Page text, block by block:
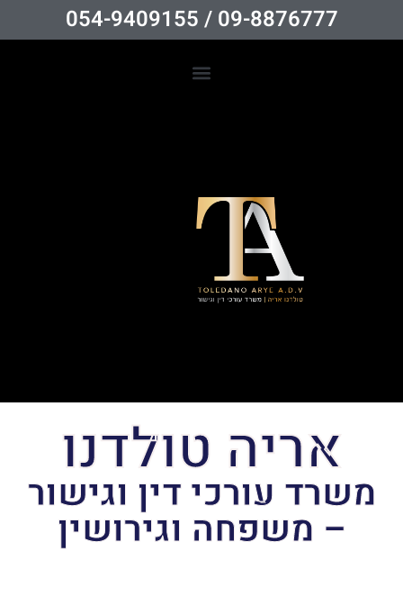
09-8876777 / 054-9409155
אריה טולדנו
משרד עורכי דין וגישור
– משפחה וגירושין